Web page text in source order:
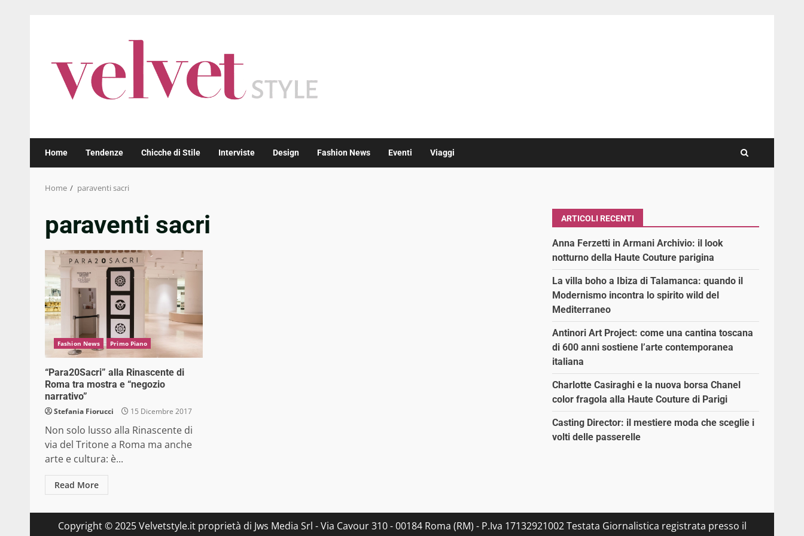
Home Tendenze Chicche di Stile Interviste Design Fashion News Eventi Viaggi
Home paraventi sacri
paraventi sacri
Fashion News Primo Piano
“Para20Sacri” alla Rinascente di
Roma tra mostra e “negozio
narrativo”
Stefania Fiorucci 15 Dicembre 2017
Non solo lusso alla Rinascente di
via del Tritone a Roma ma anche
arte e cultura: è...
Read More
ARTICOLI RECENTI
Anna Ferzetti in Armani Archivio: il look
notturno della Haute Couture parigina
La villa boho a Ibiza di Talamanca: quando il
Modernismo incontra lo spirito wild del
Mediterraneo
Antinori Art Project: come una cantina toscana
di 600 anni sostiene l’arte contemporanea
italiana
Charlotte Casiraghi e la nuova borsa Chanel
color fragola alla Haute Couture di Parigi
Casting Director: il mestiere moda che sceglie i
volti delle passerelle
Copyright © 2025 Velvetstyle.it proprietà di Jws Media Srl - Via Cavour 310 - 00184 Roma (RM) - P.Iva 17132921002 Testata Giornalistica registrata presso il